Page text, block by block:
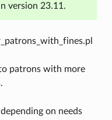
version 23.11.
patrons with more
on needs